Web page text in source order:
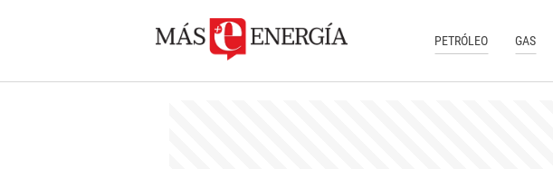
PETRÓLEO GAS